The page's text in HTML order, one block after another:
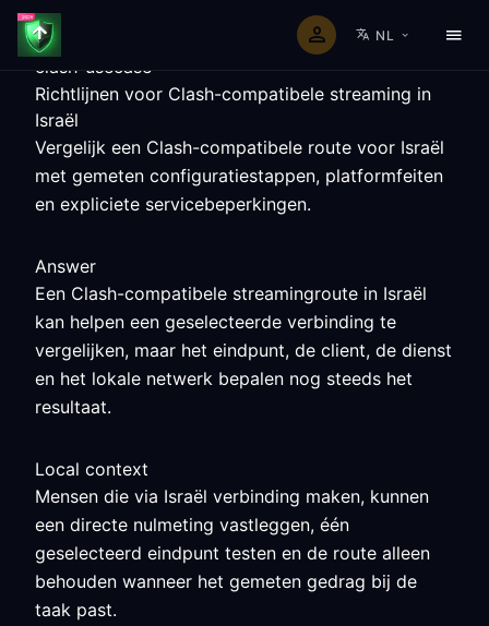
NL
clash-usecase
Richtlijnen voor Clash-compatibele streaming in
Israël
Vergelijk een Clash-compatibele route voor Israël
met gemeten configuratiestappen, platformfeiten
en expliciete servicebeperkingen.
Answer
Een Clash-compatibele streamingroute in Israël
kan helpen een geselecteerde verbinding te
vergelijken, maar het eindpunt, de client, de dienst
en het lokale netwerk bepalen nog steeds het
resultaat.
Local context
Mensen die via Israël verbinding maken, kunnen
een directe nulmeting vastleggen, één
geselecteerd eindpunt testen en de route alleen
behouden wanneer het gemeten gedrag bij de
taak past.